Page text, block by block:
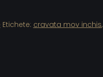
Etichete: cravata mov inchis,